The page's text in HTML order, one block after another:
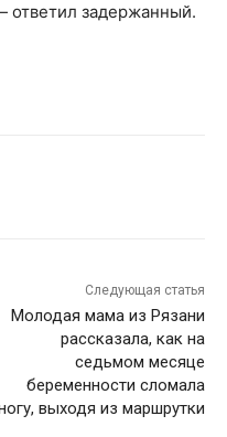
задержанный.
Следующая статья
Молодая мама из Рязани
рассказала, как на
седьмом месяце
беременности сломала
выходя из маршрутки